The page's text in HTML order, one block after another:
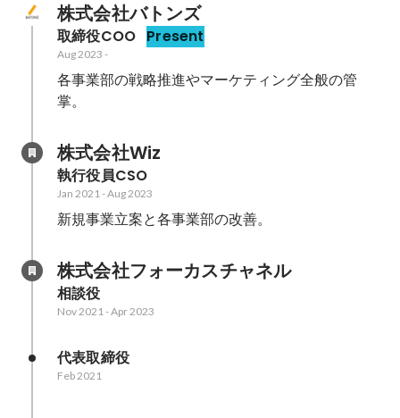
株式会社バトンズ
取締役COO Present
Aug 2023 -
各事業部の戦略推進やマーケティング全般の管
掌。
株式会社Wiz
執行役員CSO
Jan 2021-Aug 2023
新規事業立案と各事業部の改善。
株式会社フォーカスチャネル
相談役
Nov 2021-Apr 2023
代表取締役
Feb 2021